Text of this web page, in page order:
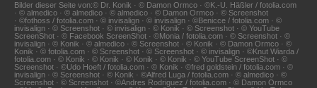
Bilder dieser Seite von:© Dr. Konik · © Damon Ormco · ©K.-U. Häßler / fotolia.com
· © almedico · © almedico · © almedico · © Damon Ormco · © Screenshot
· ©fothoss / fotolia.com · © invisalign · © invisalign · ©Benicce / fotolia.com · ©
invisalign · © Screenshot · © invisalign · © Konik · © Screenshot · © YouTube
ScreenShot · © Facebook ScreenShot · ©Monia / fotolia.com · © Screenshot · ©
invisalign · © Konik · © almedico · © Screenshot · © Konik · © Damon Ormco · ©
Konik · © fotolia.com · © Screenshot · © Screenshot · © invisalign · ©Knut Wiarda /
fotolia.com · © Konik · © Konik · © Konik · © Konik · © YouTube ScreenShot · ©
Screenshot · ©Udo Hoeft / fotolia.com · © Konik · ©fred goldstein / fotolia.com · ©
invisalign · © Screenshot · © Konik · ©Alfred Luga / fotolia.com · © almedico · ©
Screenshot · © Screenshot · ©Andres Rodriguez / fotolia.com · © Damon Ormco